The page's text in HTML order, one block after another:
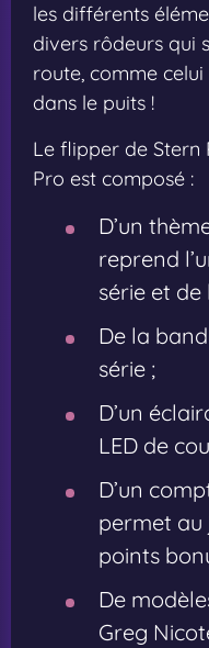
les différents
divers rôdeurs qui
route, comme
dans le puits !
Le flipper de Stern
Pro est composé :
D’un
reprend
série et de
De la
série ;
D’un
LED de
D’un
permet au
points
De
Greg